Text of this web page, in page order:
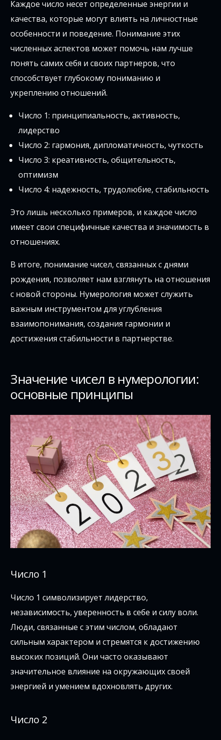
Каждое число несет определенные энергии и
качества, которые могут влиять на личностные
особенности и поведение. Понимание этих
численных аспектов может помочь нам лучше
понять самих себя и своих партнеров, что
способствует глубокому пониманию и
укреплению отношений.
Число 1: принципиальность, активность,
лидерство
Число 2: гармония, дипломатичность, чуткость
Число 3: креативность, общительность,
оптимизм
Число 4: надежность, трудолюбие, стабильность
Это лишь несколько примеров, и каждое число
имеет свои специфичные качества и значимость в
отношениях.
В итоге, понимание чисел, связанных с днями
рождения, позволяет нам взглянуть на отношения
с новой стороны. Нумерология может служить
важным инструментом для углубления
взаимопонимания, создания гармонии и
достижения стабильности в партнерстве.
Значение чисел в нумерологии:
основные принципы
Число 1
Число 1 символизирует лидерство,
независимость, уверенность в себе и силу воли.
Люди, связанные с этим числом, обладают
сильным характером и стремятся к достижению
высоких позиций. Они часто оказывают
значительное влияние на окружающих своей
энергией и умением вдохновлять других.
Число 2